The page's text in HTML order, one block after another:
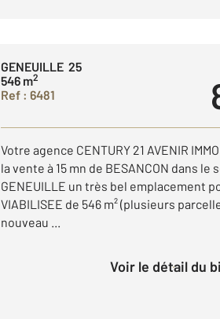
GENEUILLE 25
546 m2
Ref : 6481
Votre agence CENTURY 21 AVENIR
la vente à 15 mn de BESANCON dans
GENEUILLE un très bel emplacement
VIABILISEE de 546 m² (plusieurs
nouveau ...
Voir le détail du